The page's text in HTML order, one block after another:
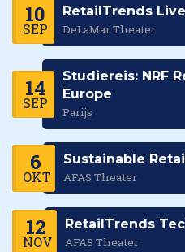
10
SEP
RetailTrends Live
DeLaMar Theater
14
SEP
Studiereis: NRF
Europe
Parijs
6
OKT
Sustainable Retail
AFAS Theater
12
NOV
RetailTrends
AFAS Theater